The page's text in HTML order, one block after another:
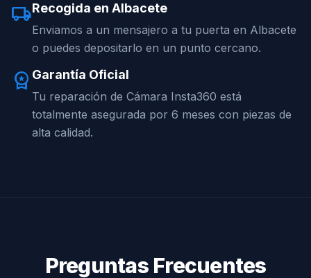
local_shippingRecogida en Albacete
Enviamos a un mensajero a tu puerta en Albacete
o puedes depositarlo en un punto cercano.
workspace_premium Garantía Oficial
Tu reparación de Cámara Insta360 está
totalmente asegurada por 6 meses con piezas de
alta calidad.
Preguntas Frecuentes